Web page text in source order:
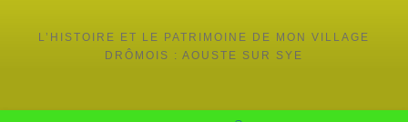
L’HISTOIRE ET LE PATRIMOINE DE MON VILLAGE
DRÔMOIS : AOUSTE SUR SYE